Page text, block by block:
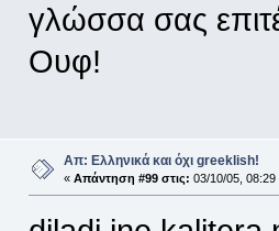
γλώσσα σας
Ουφ!
Απ: Ελληνικά και όχι greeklish!
« Απάντηση #99 στις: 03/10/05, 08:29